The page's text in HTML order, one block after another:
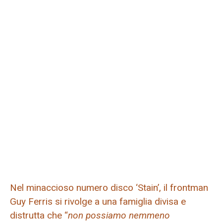
Nel minaccioso numero disco ‘Stain’, il frontman
Guy Ferris si rivolge a una famiglia divisa e
distrutta che “non possiamo nemmeno